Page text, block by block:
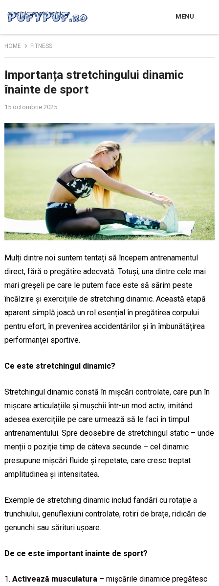
MENU
HOME FITNESS
Importanța stretchingului dinamic
înainte de sport
15 octombrie 2025
Mulți dintre noi suntem tentați să începem antrenamentul
direct, fără o pregătire adecvată. Totuși, una dintre cele mai
mari greșeli pe care le putem face este să sărim peste
încălzire și exercițiile de stretching dinamic. Această etapă
aparent simplă joacă un rol esențial în pregătirea corpului
pentru efort, în prevenirea accidentărilor și în îmbunătățirea
performanței sportive.
Ce este stretchingul dinamic?
Stretchingul dinamic constă în mișcări controlate, care pun în
mișcare articulațiile și mușchii într-un mod activ, imitând
adesea exercițiile pe care urmează să le faci în timpul
antrenamentului. Spre deosebire de stretchingul static – unde
menții o poziție timp de câteva secunde – cel dinamic
presupune mișcări fluide și repetate, care cresc treptat
amplitudinea și intensitatea.
Exemple de stretching dinamic includ fandări cu rotație a
trunchiului, genuflexiuni controlate, rotiri de brațe, ridicări de
genunchi sau sărituri ușoare.
De ce este important înainte de sport?
Activează musculatura– mișcările dinamice pregătesc